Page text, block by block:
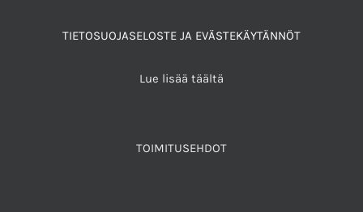
TIETOSUOJASELOSTE JA EVÄSTEKÄYTÄNNÖT
Lue lisää täältä
TOIMITUSEHDOT